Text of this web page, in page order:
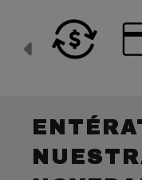
Anterior